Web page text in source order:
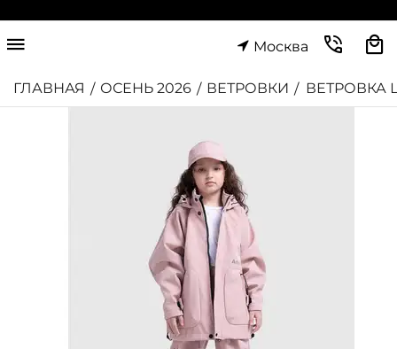
Москва
ГЛАВНАЯ / ОСЕНЬ 2026 / ВЕТРОВКИ / ВЕТРОВКА